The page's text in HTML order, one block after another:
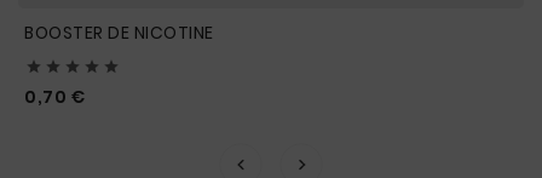
BOOSTER DE NICOTINE
    
0,70 €